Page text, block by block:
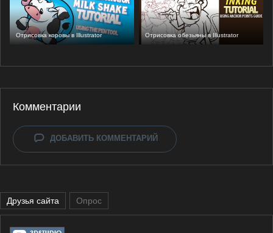
Отрисовка коровы в Illustrator Отрисовка обезьяны в Illustrator
Комментарии
ДОБАВИТЬ КОММЕНТАРИЙ
Друзья сайта Опрос